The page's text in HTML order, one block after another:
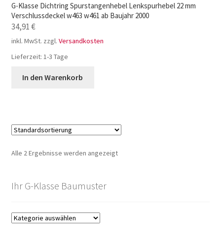
G-Klasse Dichtring Spurstangenhebel Lenkspurhebel 22 mm
Verschlussdeckel w463 w461 ab Baujahr 2000
34,91€
inkl. MwSt. zzgl. Versandkosten
Lieferzeit: 1-3 Tage
In den Warenkorb
Alle 2 Ergebnisse werden angezeigt
Ihr G-Klasse Baumuster